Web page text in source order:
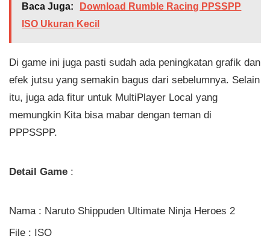
Baca Juga:
Download Rumble Racing PPSSPP
ISO Ukuran Kecil
Di game ini juga pasti sudah ada peningkatan grafik dan
efek jutsu yang semakin bagus dari sebelumnya. Selain
itu, juga ada fitur untuk MultiPlayer Local yang
memungkin Kita bisa mabar dengan teman di
PPPSSPP.
Detail Game :
Nama : Naruto Shippuden Ultimate Ninja Heroes 2
File : ISO